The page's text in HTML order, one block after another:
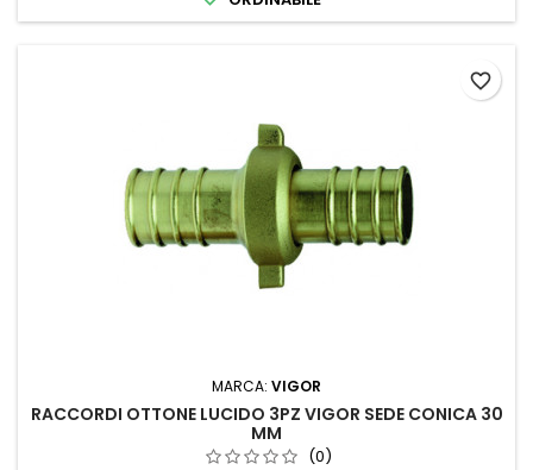
MARCA: VIGOR
RACCORDI OTTONE LUCIDO 3PZ VIGOR SEDE CONICA 30
MM
(0)
favorite_border